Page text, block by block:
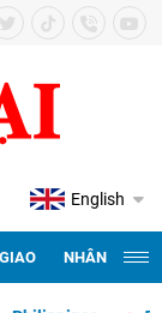
English
NHÂN